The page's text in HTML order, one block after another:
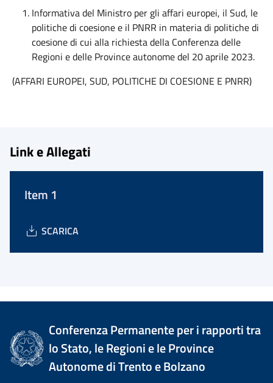
Informativa del Ministro per gli affari europei, il Sud, le
politiche di coesione e il PNRR in materia di politiche di
coesione di cui alla richiesta della Conferenza delle
Regioni e delle Province autonome del 20 aprile 2023.
(AFFARI EUROPEI, SUD, POLITICHE DI COESIONE E PNRR)
Link e Allegati
Item 1
SCARICA
Conferenza Permanente per i rapporti tra
lo Stato, le Regioni e le Province
Autonome di Trento e Bolzano